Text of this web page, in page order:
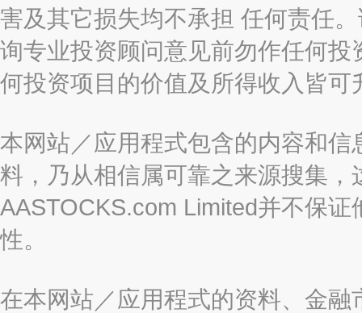
害及其它损失均不承担 任何责任
询专业投资顾问意见前勿作任何
何投资项目的价值及所得收入皆可
本网站／应用程式包含的内容和
料，乃从相信属可靠之来源搜集
AASTOCKS.com Limited并不保
性。
在本网站／应用程式的资料、金